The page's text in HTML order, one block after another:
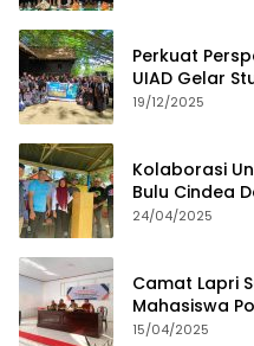
Perkuat
UIAD Gelar
19/12/2025
Kolaborasi
Bulu Cindea
24/04/2025
Camat Lapri
Mahasiswa
15/04/2025